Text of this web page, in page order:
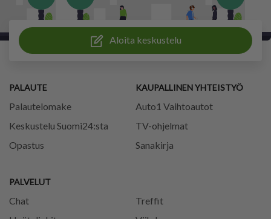
Aloita keskustelu
PALAUTE
Palautelomake
Keskustelu Suomi24:sta
Opastus
PALVELUT
Chat
Treffit
KAUPALLINEN YHTEISTYÖ
Auto1 Vaihtoautot
TV-ohjelmat
Sanakirja